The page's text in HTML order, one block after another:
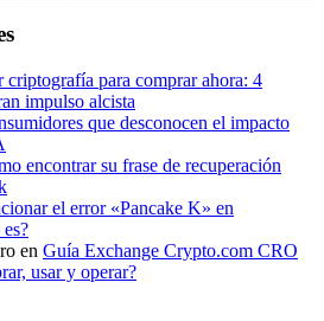
criptografía para comprar ahora: 4
impulso alcista
que desconocen el impacto
encontrar su frase de recuperación
el error «Pancake K» en
en Guía Exchange Crypto.com CRO
usar y operar?